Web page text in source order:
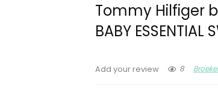
Tommy Hilfiger
BABY ESSENTIAL
Add your review 8